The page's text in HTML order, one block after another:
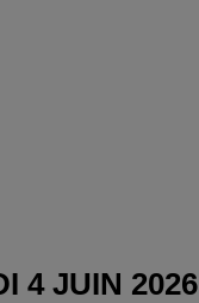
4 JUIN 2026